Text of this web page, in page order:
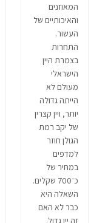
המאוזנים
והאיכותיים של
העשור.
התחרות
בצמרת היין
הישראלי
מעולם לא
הייתה גדולה
יותר, ויין קצרין
של יקב רמת
הגולן חוזר
למדפים
במחיר של
כ־700 שקלים.
השאלה היא
כבר לא האם
זה יין גדול.